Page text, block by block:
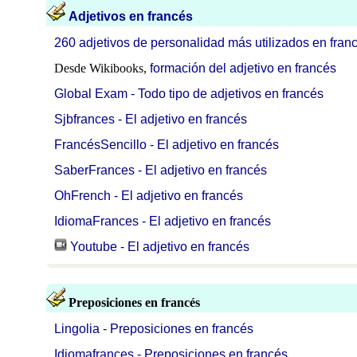
Adjetivos en francés
260 adjetivos de personalidad más utilizados en
Desde Wikibooks, formación del adjetivo en francés
Global Exam - Todo tipo de adjetivos en francés
Sjbfrances - El adjetivo en francés
FrancésSencillo - El adjetivo en francés
SaberFrances - El adjetivo en francés
OhFrench - El adjetivo en francés
IdiomaFrances - El adjetivo en francés
Youtube - El adjetivo en francés
Preposiciones en francés
Lingolia - Preposiciones en francés
Idiomafrances - Preposiciones en francés